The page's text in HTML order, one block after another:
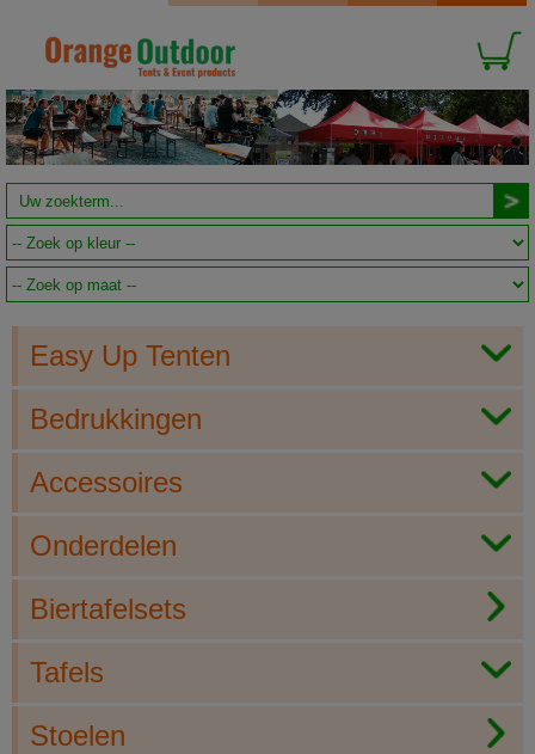
Easy Up Tenten
Bedrukkingen
Accessoires
Onderdelen
Biertafelsets
Tafels
Stoelen